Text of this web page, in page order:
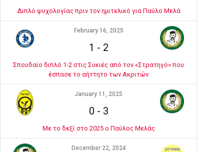
Διπλό ψυχολογίας πριν τον ημιτελικό για Παύλο Μελά
February 16, 2025
1 - 2
Σπουδαίο διπλό 1-2 στις Συκιές από τον «Στρατηγό» που
έσπασε το αήττητο των Ακριτών
January 11, 2025
0 - 3
Με το δεξί στο 2025 ο Παύλος Μελάς
December 22, 2024